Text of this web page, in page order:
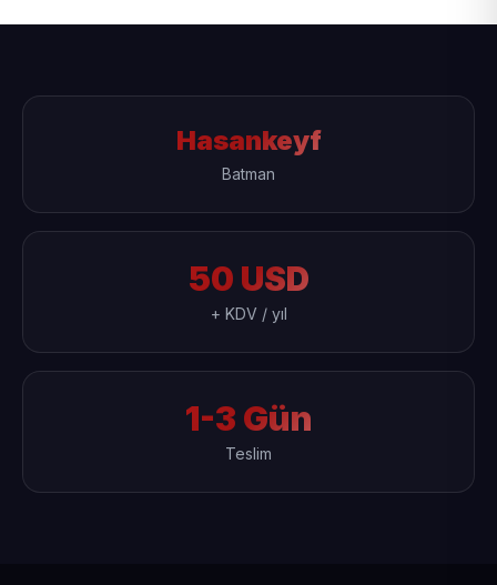
Hasankeyf
Batman
50 USD
+ KDV / yıl
1-3 Gün
Teslim